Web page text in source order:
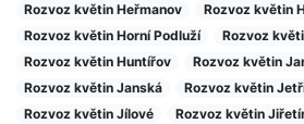
Rozvoz květin Heřmanov
Rozvoz květin
Rozvoz květin Horní Podluží
Rozvoz
Rozvoz květin Huntířov
Rozvoz květin
Rozvoz květin Janská
Rozvoz květin
Rozvoz květin Jílové
Rozvoz květin